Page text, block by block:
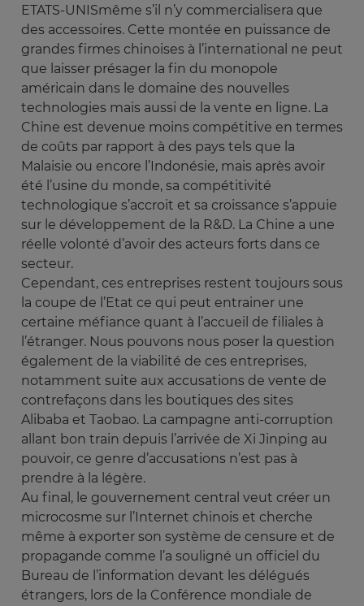
ETATS-UNISmême s’il n’y commercialisera que
des accessoires. Cette montée en puissance de
grandes firmes chinoises à l’international ne peut
que laisser présager la fin du monopole
américain dans le domaine des nouvelles
technologies mais aussi de la vente en ligne. La
Chine est devenue moins compétitive en termes
de coûts par rapport à des pays tels que la
Malaisie ou encore l’Indonésie, mais après avoir
été l’usine du monde, sa compétitivité
technologique s’accroit et sa croissance s’appuie
sur le développement de la R&D. La Chine a une
réelle volonté d’avoir des acteurs forts dans ce
secteur.
Cependant, ces entreprises restent toujours sous
la coupe de l’Etat ce qui peut entrainer une
certaine méfiance quant à l’accueil de filiales à
l’étranger. Nous pouvons nous poser la question
également de la viabilité de ces entreprises,
notamment suite aux accusations de vente de
contrefaçons dans les boutiques des sites
Alibaba et Taobao. La campagne anti-corruption
allant bon train depuis l’arrivée de Xi Jinping au
pouvoir, ce genre d’accusations n’est pas à
prendre à la légère.
Au final, le gouvernement central veut créer un
microcosme sur l’Internet chinois et cherche
même à exporter son système de censure et de
propagande comme l’a souligné un officiel du
Bureau de l’information devant les délégués
étrangers, lors de la Conférence mondiale de